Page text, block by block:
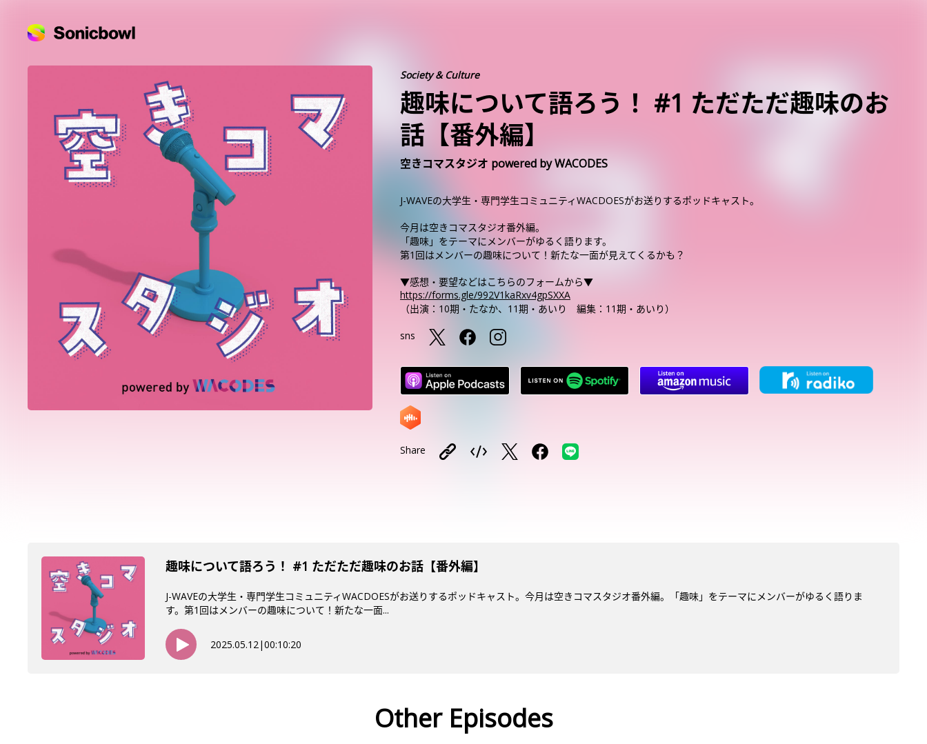
Society & Culture
趣味について語ろう！ #1 ただただ趣味のお
話【番外編】
空きコマスタジオ powered by WACODES
J-WAVEの大学生・専門学生コミュニティWACDOESがお送りするポッドキャスト。
今月は空きコマスタジオ番外編。
「趣味」をテーマにメンバーがゆるく語ります。
第1回はメンバーの趣味について！新たな一面が見えてくるかも？
▼感想・要望などはこちらのフォームから▼
https://forms.gle/992V1kaRxv4gpSXXA
（出演：10期・たなか、11期・あいり 編集：11期・あいり）
sns
Share
趣味について語ろう！ #1 ただただ趣味のお話【番外編】
J-WAVEの大学生・専門学生コミュニティWACDOESがお送りするポッドキャスト。今月は空きコマスタジオ番外編。「趣味」をテーマにメンバーがゆるく語りま
す。第1回はメンバーの趣味について！新たな一面...
2025.05.12|00:10:20
Other Episodes